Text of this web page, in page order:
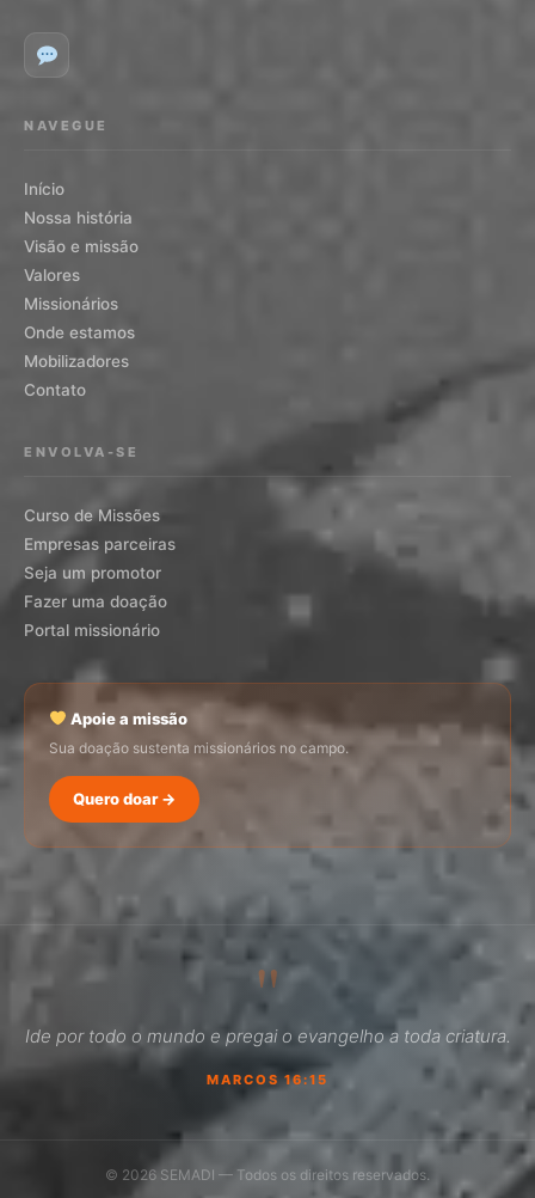
NAVEGUE
Início
Nossa história
Visão e missão
Valores
Missionários
Onde estamos
Mobilizadores
Contato
ENVOLVA-SE
Curso de Missões
Empresas parceiras
Seja um promotor
Fazer uma doação
Portal missionário
Apoie a missão
Sua doação sustenta missionários no campo.
Quero doar →
"
Ide por todo o mundo e pregai o evangelho a toda criatura.
MARCOS 16:15
© 2026 SEMADI — Todos os direitos reservados.
Como faço para doar?
Como ser um promotor?